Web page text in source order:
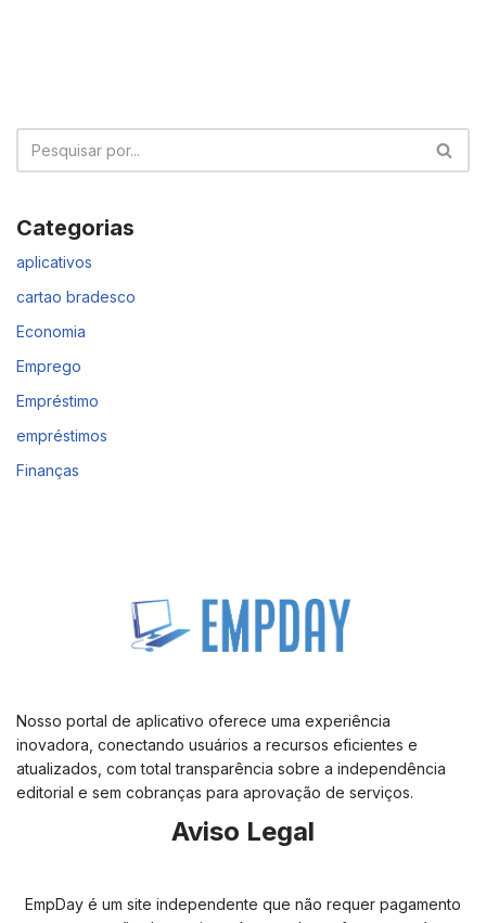
Categorias
aplicativos
cartao bradesco
Economia
Emprego
Empréstimo
empréstimos
Finanças
Nosso portal de aplicativo oferece uma experiência
inovadora, conectando usuários a recursos eficientes e
atualizados, com total transparência sobre a independência
editorial e sem cobranças para aprovação de serviços.
Aviso Legal
EmpDay é um site independente que não requer pagamento